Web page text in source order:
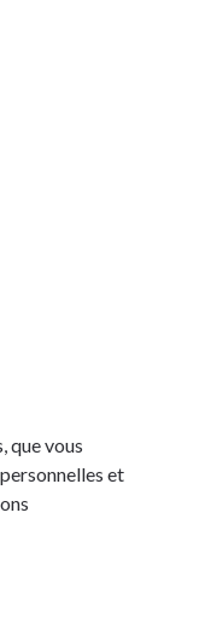
que vous
et